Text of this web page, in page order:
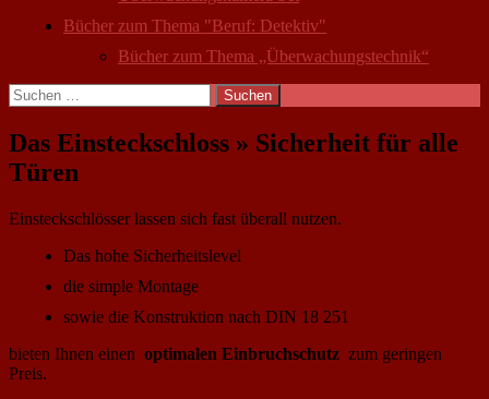
Bücher zum Thema "Beruf: Detektiv"
Bücher zum Thema „Überwachungstechnik“
Suchen
nach:
Das Einsteckschloss » Sicherheit für alle
Türen
Einsteckschlösser lassen sich fast überall nutzen.
Das hohe Sicherheitslevel
die simple Montage
sowie die Konstruktion nach DIN 18 251
bieten Ihnen einen optimalen Einbruchschutz zum geringen
Preis.